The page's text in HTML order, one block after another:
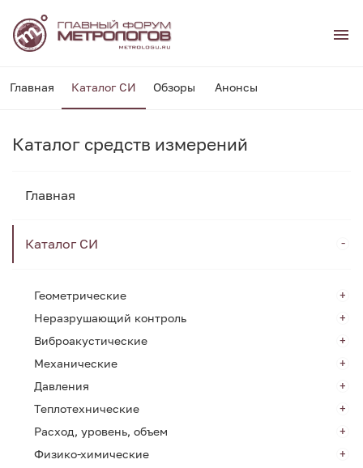
Главная Каталог СИ Обзоры Анонсы
Каталог средств измерений
Главная
Каталог СИ
Геометрические
Неразрушающий контроль
Виброакустические
Механические
Давления
Теплотехнические
Расход, уровень, объем
Физико-химические